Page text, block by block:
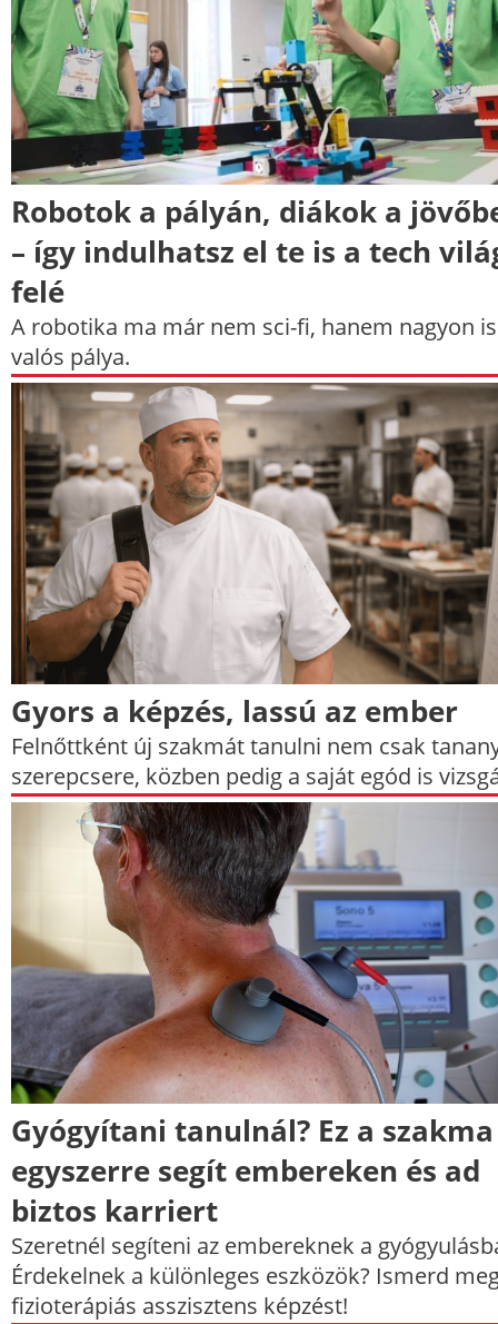
Robotok a pályán, diákok a
– így indulhatsz el te is a tech
felé
A robotika ma már nem sci-fi, hanem nagyon is
valós pálya.
Gyors a képzés, lassú az ember
Felnőttként új szakmát tanulni nem csak
szerepcsere, közben pedig a saját egód is
Gyógyítani tanulnál? Ez a szakma
egyszerre segít embereken és ad
biztos karriert
Szeretnél segíteni az embereknek a
Érdekelnek a különleges eszközök? Ismerd
fizioterápiás asszisztens képzést!